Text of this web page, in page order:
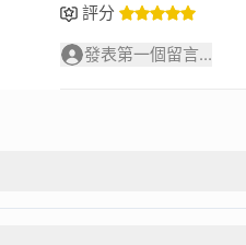
評分
發表第一個留言...